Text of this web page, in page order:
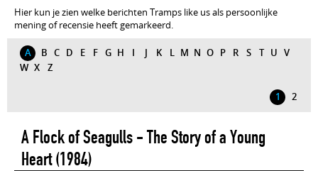
Hier kun je zien welke berichten Tramps like us als persoonlijke
mening of recensie heeft gemarkeerd.
A B C D E F G H I J K L M N O P R S T U V
W X Z
1 2
A Flock of Seagulls - The Story of a Young
Heart(1984)